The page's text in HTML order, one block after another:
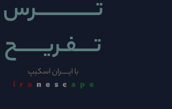
تــــــــــــــرس
تــــفـریــــــح
با ایــــــران اسکیپ